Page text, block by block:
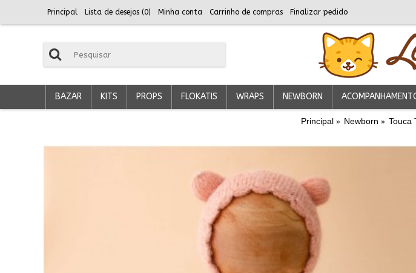
Principal Lista de desejos (0) Minha conta Carrinho de compras Finalizar pedido
BAZAR KITS PROPS FLOKATIS WRAPS NEWBORN
Principal Newborn Touca